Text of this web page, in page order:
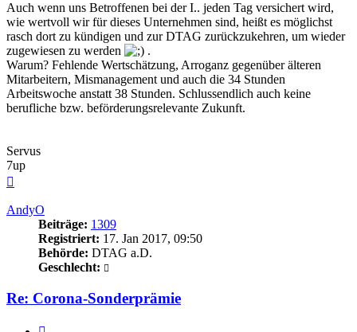
Auch wenn uns Betroffenen bei der I.. jeden Tag versichert wird,
wie wertvoll wir für dieses Unternehmen sind, heißt es möglichst
rasch dort zu kündigen und zur DTAG zurückzukehren, um wieder
zugewiesen zu werden
.
Warum? Fehlende Wertschätzung, Arroganz gegenüber älteren
Mitarbeitern, Mismanagement und auch die 34 Stunden
Arbeitswoche anstatt 38 Stunden. Schlussendlich auch keine
berufliche bzw. beförderungsrelevante Zukunft.
Servus
7up
AndyO
Beiträge: 1309
Registriert: 17. Jan 2017, 09:50
Behörde: DTAG a.D.
Geschlecht:
Re: Corona-Sonderprämie